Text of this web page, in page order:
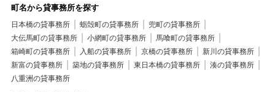
町名から貸事務所を探す
日本橋の貸事務所 蛎殻町の貸事務所
兜町の貸事務所
大伝馬町の貸事務所
小網町の貸事務所
馬喰町の貸事務所
箱崎町の貸事務所
入船の貸事務所 京橋の貸事務所
新川の貸事務所
新富の貸事務所
築地の貸事務所 東日本橋の貸事務所
湊の貸事務所
八重洲の貸事務所